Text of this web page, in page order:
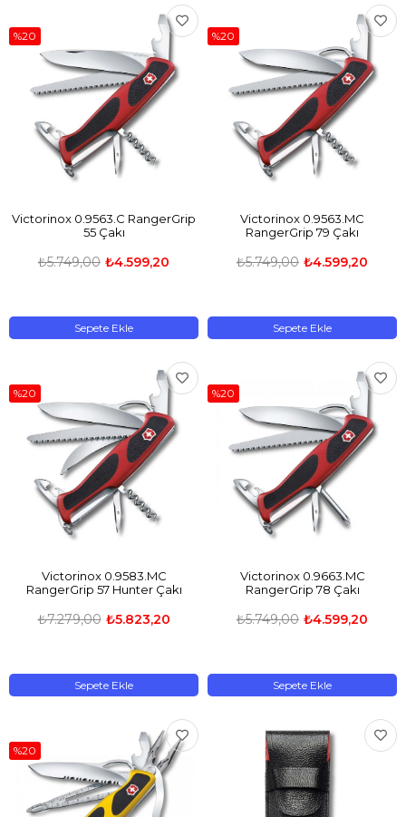
Victorinox 0.9563.C RangerGrip
55 Çakı
₺4.599,20
₺5.749,00
Sepete Ekle
%20
Victorinox 0.9563.MC
RangerGrip 79 Çakı
₺4.599,20
₺5.749,00
Sepete Ekle
%20
Victorinox 0.9583.MC
RangerGrip 57 Hunter Çakı
₺5.823,20
₺7.279,00
Sepete Ekle
%20
Victorinox 0.9663.MC
RangerGrip 78 Çakı
₺4.599,20
₺5.749,00
Sepete Ekle
%20
%20